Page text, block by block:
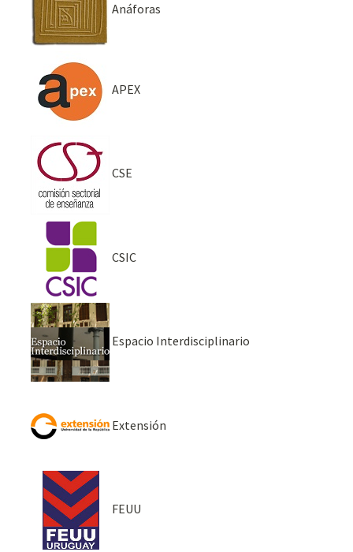
Anáforas
APEX
CSE
CSIC
Espacio Interdisciplinario
Extensión
FEUU